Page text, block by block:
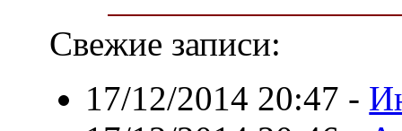
Свежие записи:
17/12/2014 20:47 -